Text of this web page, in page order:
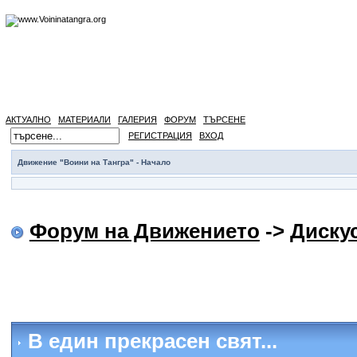
АКТУАЛНО МАТЕРИАЛИ ГАЛЕРИЯ ФОРУМ
ТЪРСЕНЕ
РЕГИСТРАЦИЯ
ВХОД
Движение "Воини на Тангра" - Начало
Форум на Движението ->
В един прекрасен свят...